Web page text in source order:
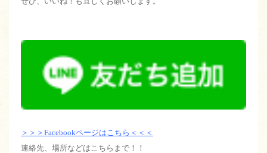
＞＞＞Facebookページはこちら＜＜＜
連絡先、場所などはこちらまで！！